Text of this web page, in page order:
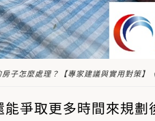
子怎麼處理？【專家建議與實用對策】
爭取更多時間來規劃